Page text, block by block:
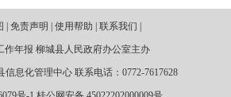
| 免责声明 | 使用帮助 | 联系我们 |
作年报 柳城县人民政府办公室主办
信息化管理中心 联系电话：0772-7617628